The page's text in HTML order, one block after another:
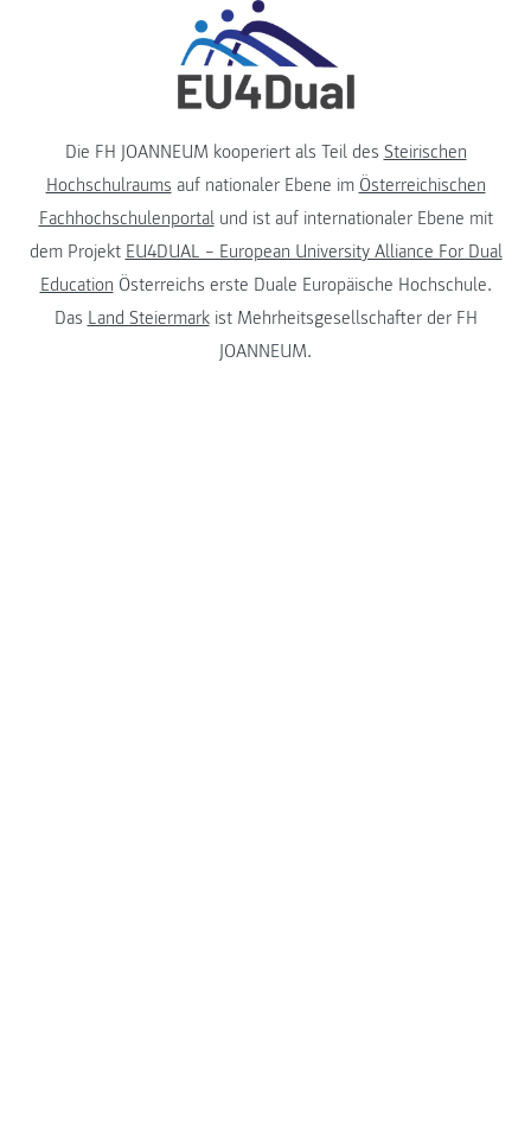
Die FH JOANNEUM kooperiert als Teil des Steirischen
Hochschulraums auf nationaler Ebene im Österreichischen
Fachhochschulenportalund ist auf internationaler Ebene mit
dem Projekt EU4DUAL – European University Alliance For Dual
Education Österreichs erste Duale Europäische Hochschule.
Das Land Steiermarkist Mehrheitsgesellschafter der FH
JOANNEUM.